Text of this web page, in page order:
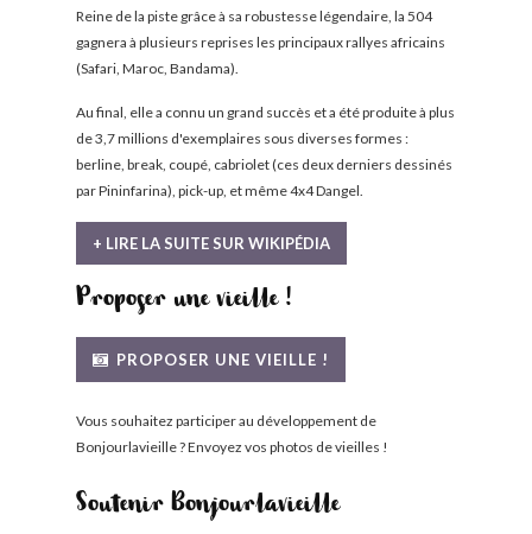
Reine de la piste grâce à sa robustesse légendaire, la 504
gagnera à plusieurs reprises les principaux rallyes africains
(Safari, Maroc, Bandama).
Au final, elle a connu un grand succès et a été produite à plus
de 3,7 millions d'exemplaires sous diverses formes :
berline, break, coupé, cabriolet (ces deux derniers dessinés
par Pininfarina), pick-up, et même 4x4 Dangel.
+ LIRE LA SUITE SUR WIKIPÉDIA
Proposer une vieille !
PROPOSER UNE VIEILLE !
Vous souhaitez participer au développement de
Bonjourlavieille ? Envoyez vos photos de vieilles !
Soutenir Bonjourlavieille